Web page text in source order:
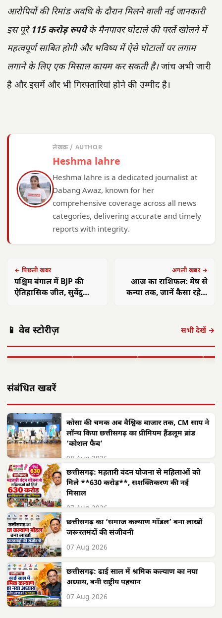
आरोपियों की रिमांड अवधि के दौरान मिलने वाली नई जानकारी
इस पूरे115 करोड़ रुपयेके मैनपावर घोटाले की परतें खोलने में
महत्वपूर्ण साबित होगी और भविष्य में ऐसे घोटालों पर लगाम
लगाने के लिए एक मिसाल कायम कर सकती है।जांच अभी जारी
है और इसमें और भी गिरफ्तारियां होने की उम्मीद है।
लेखक / AUTHOR
Heshma lahre
Heshma lahre is a dedicated journalist at
Dabang Awaz, known for her
comprehensive coverage across all news
categories, delivering accurate and timely
reports with integrity.
← पिछली खबर
पश्चिम बंगाल में BJP की
ऐतिहासिक जीत, सुवेंदु
अगली खबर →
आज का राशिफल: मेष से
कन्या तक, जानें कैसा रहेगा
📱 वेब स्टोरीज़ सभी देखें →
अगस्त को अलवर
की…
वेशभूषा में…
यादव का सम्मान:
रजत पदक…
संबंधित खबरें
कोसा की चमक अब वैश्विक बाजार तक, CM साय ने
लॉन्च किया छत्तीसगढ़ का प्रीमियम हैंडलूम ब्रांड
‘कोशल फैब’
08 Aug 2026
छत्तीसगढ़: महतारी वंदन योजना से महिलाओं को
मिले **630 करोड़**, सशक्तिकरण की नई
मिसाल
07 Aug 2026
छत्तीसगढ़ का ‘समाज कल्याण मॉडल’ बना लाखों
जरूरतमंदों की संजीवनी
07 Aug 2026
छत्तीसगढ़: ढाई साल में श्रमिक कल्याण का नया
अध्याय, बनी राष्ट्रीय पहचान
07 Aug 2026